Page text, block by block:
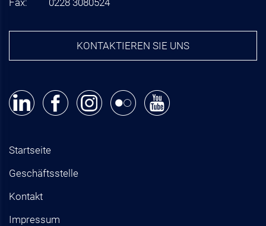
Fax:
0228 3080524
KONTAKTIEREN SIE UNS
Startseite
Geschäftsstelle
Kontakt
Impressum